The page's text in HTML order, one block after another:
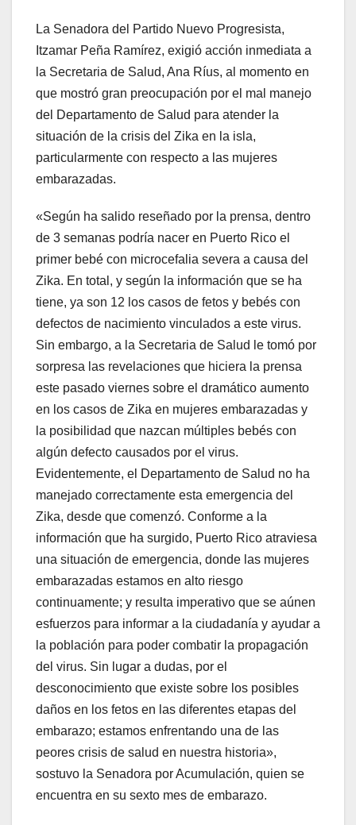
La Senadora del Partido Nuevo Progresista,
Itzamar Peña Ramírez, exigió acción inmediata a
la Secretaria de Salud, Ana Ríus, al momento en
que mostró gran preocupación por el mal manejo
del Departamento de Salud para atender la
situación de la crisis del Zika en la isla,
particularmente con respecto a las mujeres
embarazadas.
«Según ha salido reseñado por la prensa, dentro
de 3 semanas podría nacer en Puerto Rico el
primer bebé con microcefalia severa a causa del
Zika. En total, y según la información que se ha
tiene, ya son 12 los casos de fetos y bebés con
defectos de nacimiento vinculados a este virus.
Sin embargo, a la Secretaria de Salud le tomó por
sorpresa las revelaciones que hiciera la prensa
este pasado viernes sobre el dramático aumento
en los casos de Zika en mujeres embarazadas y
la posibilidad que nazcan múltiples bebés con
algún defecto causados por el virus.
Evidentemente, el Departamento de Salud no ha
manejado correctamente esta emergencia del
Zika, desde que comenzó. Conforme a la
información que ha surgido, Puerto Rico atraviesa
una situación de emergencia, donde las mujeres
embarazadas estamos en alto riesgo
continuamente; y resulta imperativo que se aúnen
esfuerzos para informar a la ciudadanía y ayudar a
la población para poder combatir la propagación
del virus. Sin lugar a dudas, por el
desconocimiento que existe sobre los posibles
daños en los fetos en las diferentes etapas del
embarazo; estamos enfrentando una de las
peores crisis de salud en nuestra historia»,
sostuvo la Senadora por Acumulación, quien se
encuentra en su sexto mes de embarazo.